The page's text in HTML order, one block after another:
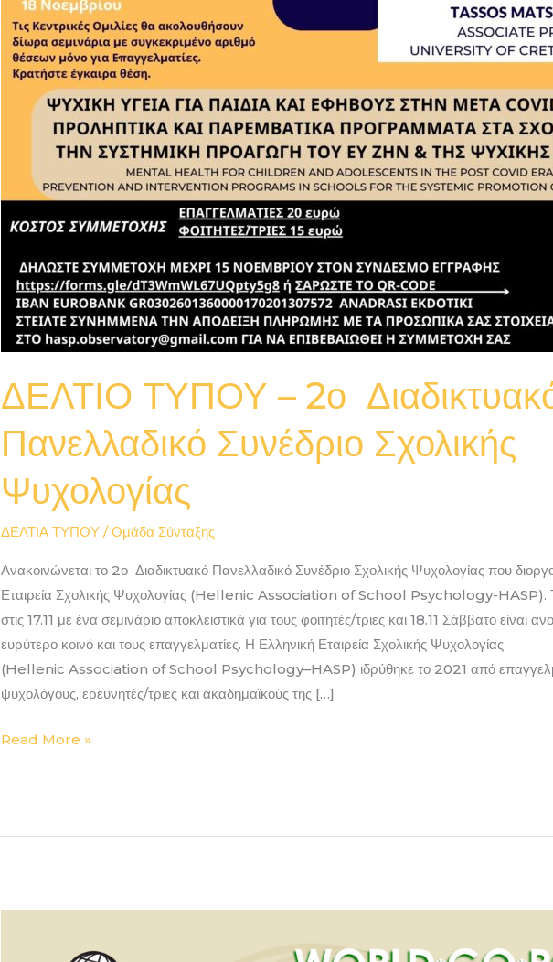
ΔΕΛΤΙΟ ΤΥΠΟΥ – 2ο
Πανελλαδικό Συνέδριο Σχολικής
Ψυχολογίας
ΔΕΛΤΙΑ ΤΥΠΟΥ /Ομάδα Σύνταξης
Ανακοινώνεται το 2ο Διαδικτυακό Πανελλαδικό Συνέδριο Σχολικής Ψυχολογίας που
Εταιρεία Σχολικής Ψυχολογίας (Hellenic Association of School Psychology-HASP).
στις 17.11 με ένα σεμινάριο αποκλειστικά για τους φοιτητές/τριες και 18.11 Σάββατο είναι
ευρύτερο κοινό και τους επαγγελματίες. Η Ελληνική Εταιρεία Σχολικής Ψυχολογίας
(Hellenic Association of School Psychology–HASP) ιδρύθηκε το 2021 από
ψυχολόγους, ερευνητές/τριες και ακαδημαϊκούς της […]
Read More »
WORLD*GO*ROUND